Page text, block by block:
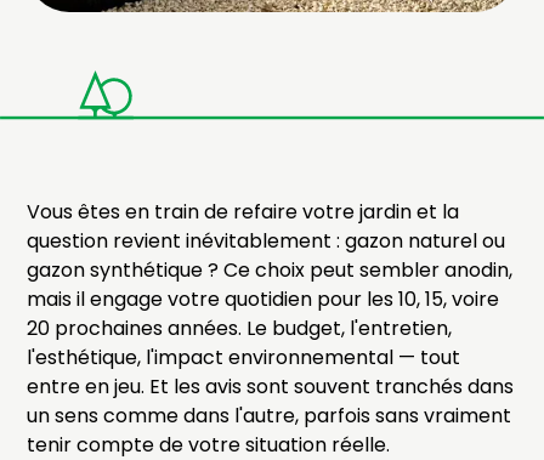
Vous êtes en train de refaire votre jardin et la
question revient inévitablement : gazon naturel ou
gazon synthétique ? Ce choix peut sembler anodin,
mais il engage votre quotidien pour les 10, 15, voire
20 prochaines années. Le budget, l'entretien,
l'esthétique, l'impact environnemental — tout
entre en jeu. Et les avis sont souvent tranchés dans
un sens comme dans l'autre, parfois sans vraiment
tenir compte de votre situation réelle.